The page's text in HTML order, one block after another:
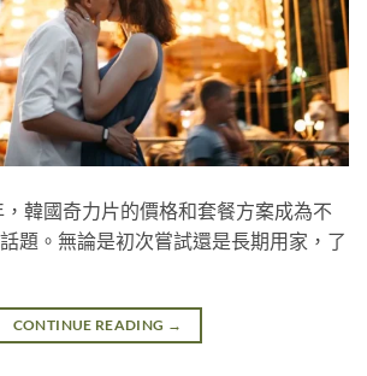
韓國奇力片的價格和套餐方案成為不
題。無論是初次嘗試還是長期用家，了
CONTINUE READING →